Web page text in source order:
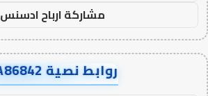
مشاركة ارباح ادسنس
روابط نصية AA86842